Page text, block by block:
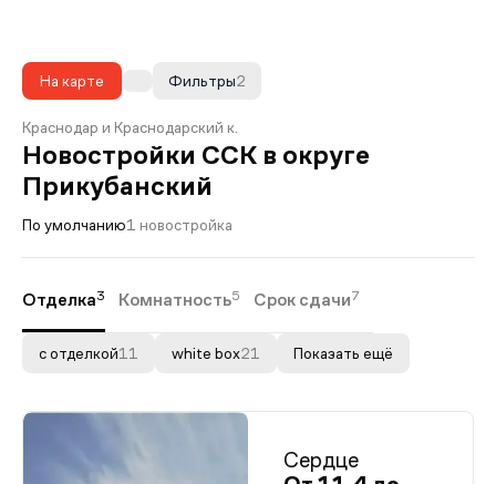
На карте 2
Фильтры
Краснодар и Краснодарский к.
Новостройки ССК в округе
Прикубанский
По умолчанию1 новостройка
Отделка3 Комнатность5 Срок сдачи7
с отделкой11 white box21 Показать ещё
Сердце